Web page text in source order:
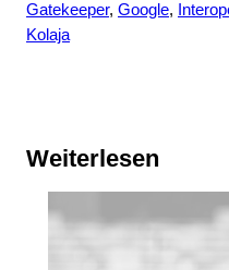
Gatekeeper, Google,
Kolaja
Weiterlesen